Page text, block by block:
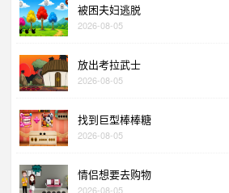
被困夫妇逃脱
2026-08-05
放出考拉武士
2026-08-05
找到巨型棒棒糖
2026-08-05
情侣想要去购物
2026-08-05